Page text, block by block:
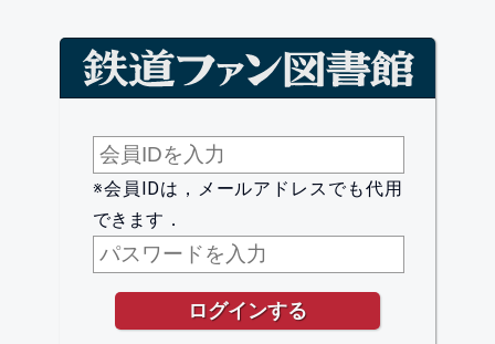
※会員IDは，メールアドレスでも代用
できます．